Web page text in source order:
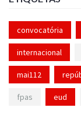
convocatória
internacional
mai112
fpas eud